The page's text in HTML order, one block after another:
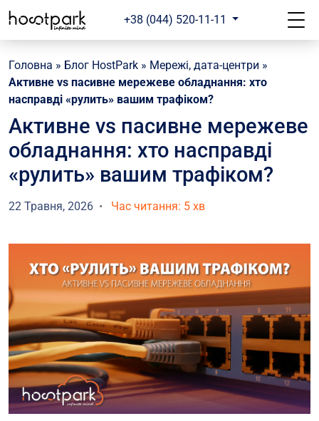
+38 (044) 520-11-11
Головна » Блог HostPark » Мережі, дата-центри »
Активне vs пасивне мережеве обладнання: хто
насправді «рулить» вашим трафіком?
Активне vs пасивне мережеве
обладнання: хто насправді
«рулить» вашим трафіком?
22 Травня, 2026 Час читання: 5 хв